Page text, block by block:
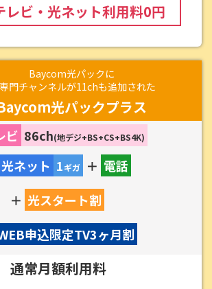
レビ・光ネット利用料0円
Baycom光パックに
門チャンネルが11chも追加された
光パックプラス
ビ 86ch(地デジ+BS+CS+BS4K)
光ネット 1ギガ ＋ 電話
＋ 光スタート割
申込限定TV3ヶ月割
通常月額利用料